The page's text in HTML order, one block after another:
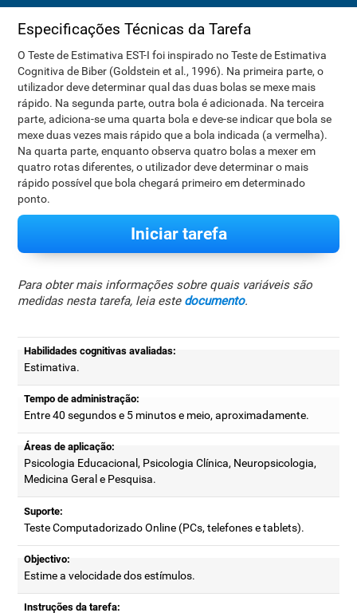
Especificações Técnicas da Tarefa
O Teste de Estimativa EST-I foi inspirado no Teste de Estimativa
Cognitiva de Biber (Goldstein et al., 1996). Na primeira parte, o
utilizador deve determinar qual das duas bolas se mexe mais
rápido. Na segunda parte, outra bola é adicionada. Na terceira
parte, adiciona-se uma quarta bola e deve-se indicar que bola se
mexe duas vezes mais rápido que a bola indicada (a vermelha).
Na quarta parte, enquanto observa quatro bolas a mexer em
quatro rotas diferentes, o utilizador deve determinar o mais
rápido possível que bola chegará primeiro em determinado
ponto.
Iniciar tarefa
Para obter mais informações sobre quais variáveis são
medidas nesta tarefa, leia este documento.
Habilidades cognitivas avaliadas:
Estimativa.
Tempo de administração:
Entre 40 segundos e 5 minutos e meio, aproximadamente.
Áreas de aplicação:
Psicologia Educacional, Psicologia Clínica, Neuropsicologia,
Medicina Geral e Pesquisa.
Suporte:
Teste Computadorizado Online (PCs, telefones e tablets).
Objectivo:
Estime a velocidade dos estímulos.
Instruções da tarefa: